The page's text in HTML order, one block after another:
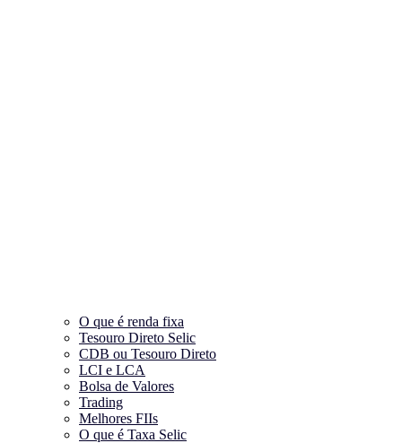
O que é renda fixa
Tesouro Direto Selic
CDB ou Tesouro Direto
LCI e LCA
Bolsa de Valores
Trading
Melhores FIIs
O que é Taxa Selic